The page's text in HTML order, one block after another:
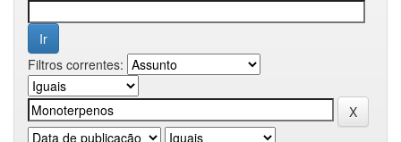
Filtros correntes: